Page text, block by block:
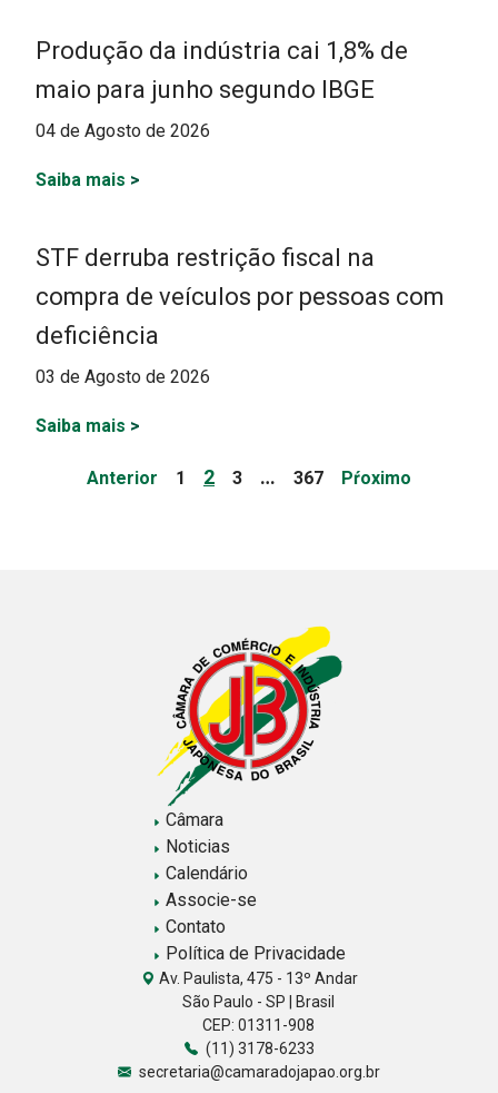
Produção da indústria cai 1,8% de
maio para junho segundo IBGE
04 de Agosto de 2026
Saiba mais >
STF derruba restrição fiscal na
compra de veículos por pessoas com
deficiência
03 de Agosto de 2026
Saiba mais >
Paginação
Anterior Page
1 Page
2 Page
3 … Page
367 Pŕoximo
Câmara
Noticias
Calendário
Associe-se
Contato
Política de Privacidade
Av. Paulista, 475 - 13º Andar
São Paulo - SP | Brasil
CEP: 01311-908
(11) 3178-6233
secretaria@camaradojapao.org.br